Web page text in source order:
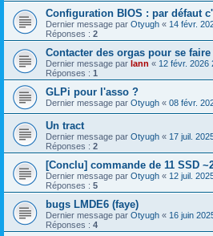
Configuration BIOS : par défaut
Dernier message par Otyugh « 14 févr.
Réponses : 2
Contacter des orgas pour se
Dernier message par lann « 12 févr. 2026
Réponses : 1
GLPi pour l'asso ?
Dernier message par Otyugh « 08 févr.
Un tract
Dernier message par Otyugh « 17 juil.
Réponses : 2
[Conclu] commande de 11 SSD
Dernier message par Otyugh « 12 juil.
Réponses : 5
bugs LMDE6 (faye)
Dernier message par Otyugh « 16 juin
Réponses : 4